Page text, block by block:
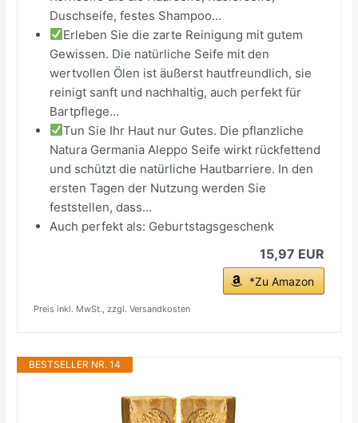
Duschseife, festes Shampoo...
Erleben Sie die zarte Reinigung mit gutem
Gewissen. Die natürliche Seife mit den
wertvollen Ölen ist äußerst hautfreundlich, sie
reinigt sanft und nachhaltig, auch perfekt für
Bartpflege...
Tun Sie Ihr Haut nur Gutes. Die pflanzliche
Natura Germania Aleppo Seife wirkt rückfettend
und schützt die natürliche Hautbarriere. In den
ersten Tagen der Nutzung werden Sie
feststellen, dass...
Auch perfekt als: Geburtstagsgeschenk
15,97 EUR
*Zu Amazon
Preis inkl. MwSt., zzgl. Versandkosten
BESTSELLER NR. 14